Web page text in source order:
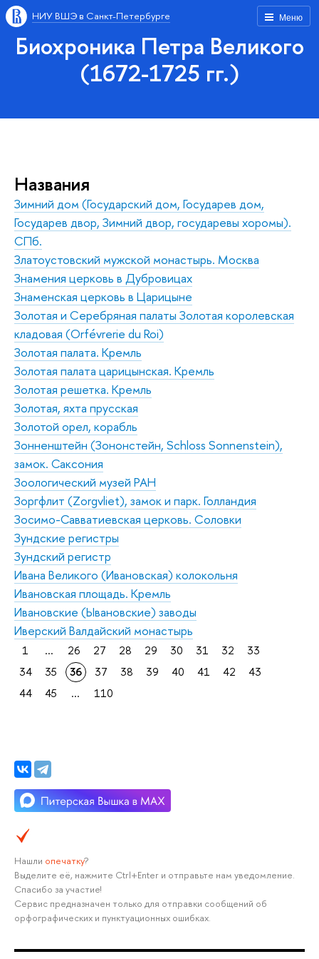
Меню
НИУ ВШЭ в Санкт-Петербурге
Биохроника Петра Великого
(1672-1725 гг.)
Названия
Зимний дом (Государский дом, Государев дом,
Государев двор, Зимний двор, государевы хоромы).
СПб.
Златоустовский мужской монастырь. Москва
Знамения церковь в Дубровицах
Знаменская церковь в Царицыне
Золотая и Серебряная палаты Золотая королевская
кладовая (Orfévrerie du Roi)
Золотая палата. Кремль
Золотая палата царицынская. Кремль
Золотая решетка. Кремль
Золотая, яхта прусская
Золотой орел, корабль
Зонненштейн (Зононстейн, Schloss Sonnenstein),
замок. Саксония
Зоологический музей РАН
Зоргфлит (Zorgvliet), замок и парк. Голландия
Зосимо-Савватиевская церковь. Соловки
Зундские регистры
Зундский регистр
Ивана Великого (Ивановская) колокольня
Ивановская площадь. Кремль
Ивановские (Ывановские) заводы
Иверский Валдайский монастырь
1 ... 26 27 28 29 30 31 32
33
34
35 36 37 38 39 40 41 42
43
44
45 ... 110
Нашли опечатку?
Выделите её, нажмите Ctrl+Enter и отправьте нам уведомление.
Спасибо за участие!
Сервис предназначен только для отправки сообщений об
орфографических и пунктуационных ошибках.